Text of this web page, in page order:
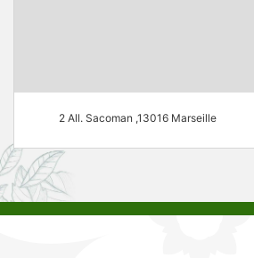
2 All. Sacoman ,13016 Marseille